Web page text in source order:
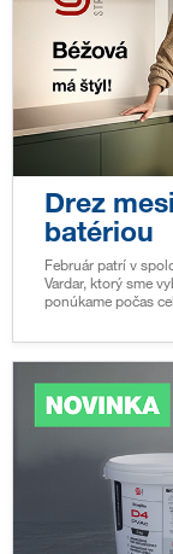
Drez
batériou
Február patrí v
Vardar, ktorý sme
ponúkame počas